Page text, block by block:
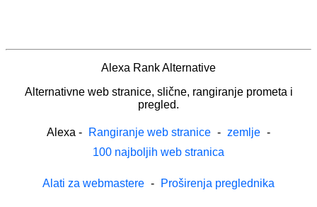
Alexa Rank Alternative
Alternativne web stranice, slične, rangiranje prometa i
pregled.
Alexa - Rangiranje web stranice - zemlje -
100 najboljih web stranica
Alati za webmastere - Proširenja preglednika